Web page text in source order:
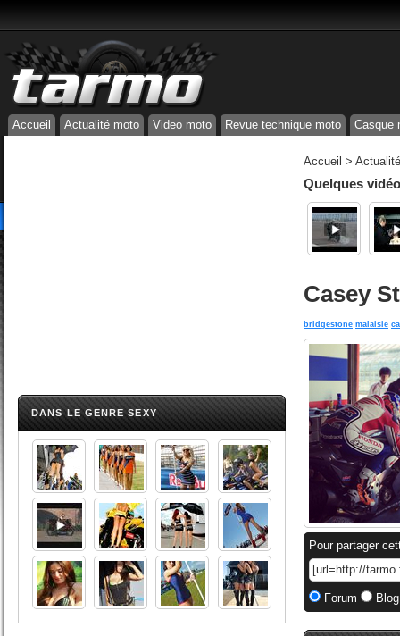
Accueil Actualité moto Video moto Revue technique moto Casque
DANS LE GENRE SEXY
Accueil >
Quelques
Casey
bridgestone malaisie
Pour partager
Forum